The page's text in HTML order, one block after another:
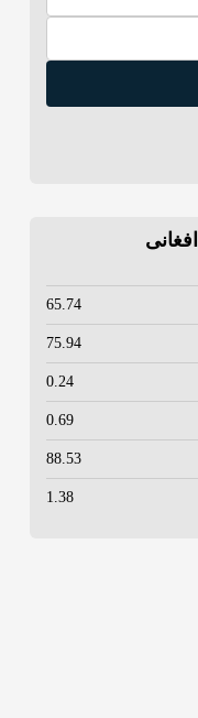
65.74
75.94
0.24
0.69
88.53
1.38